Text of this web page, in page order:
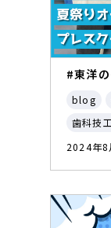
#東洋の
blog
歯科技
2024年8